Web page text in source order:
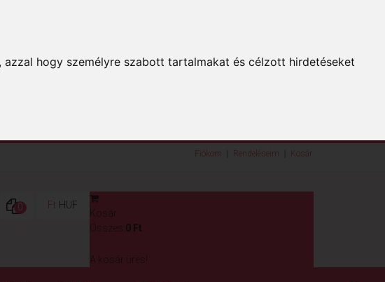
hogy személyre szabott tartalmakat és célzott hirdetéseket
Fiókom Rendeléseim Kosár
0 Ft HUF
Kosár
Összes: 0 Ft
A kosár üres!